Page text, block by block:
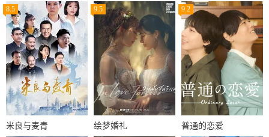
8.5
米良与麦青
9.5
绘梦婚礼
9.2
普通的恋爱